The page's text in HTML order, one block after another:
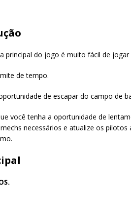
principal do jogo é muito fácil de
de tempo.
de escapar do campo de
você tenha a oportunidade de
necessários e atualize os